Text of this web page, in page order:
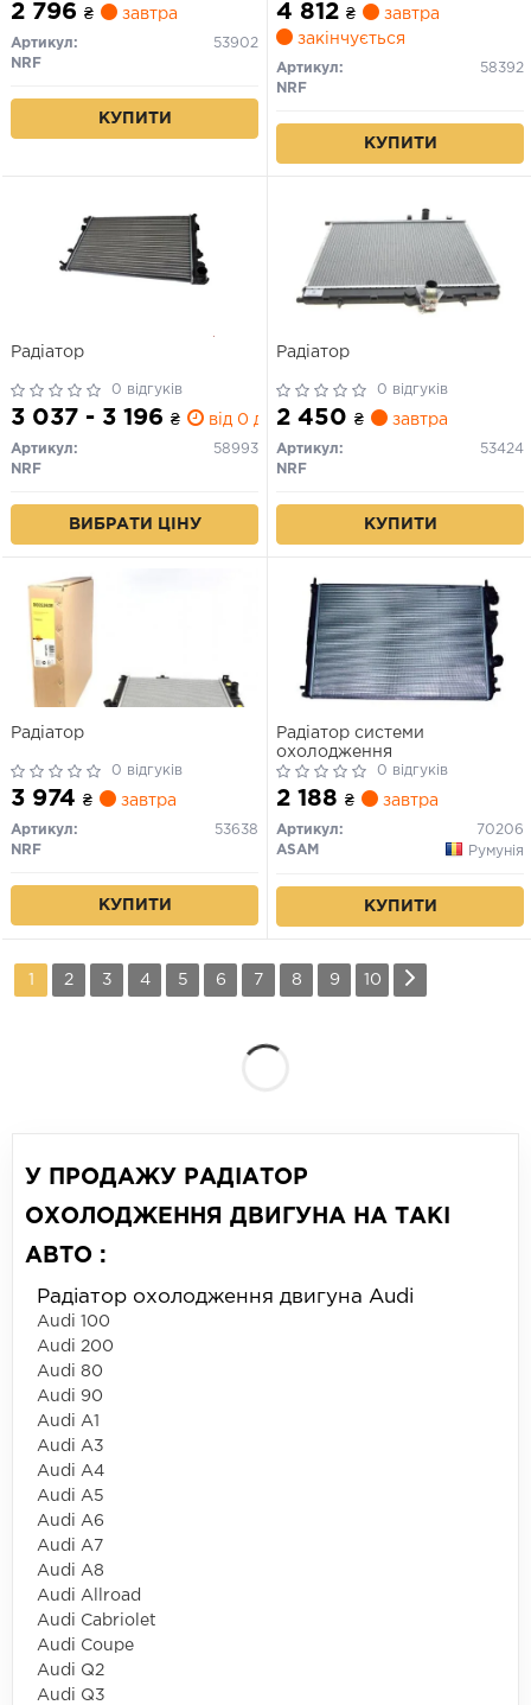
2 796 ₴ завтра
Артикул:
53902
NRF
КУПИТИ
4 812 ₴
завтра
закінчується
Артикул:
58392
NRF
КУПИТИ
Радіатор
0 відгуків
3 037 - 3 196 ₴ від 0 дн.
Артикул:
58993
NRF
ВИБРАТИ ЦІНУ
Радіатор
0 відгуків
2 450 ₴ завтра
Артикул:
53424
NRF
КУПИТИ
Радіатор
0 відгуків
3 974 ₴ завтра
Артикул:
53638
NRF
КУПИТИ
Радіатор системи
охолодження
0 відгуків
2 188 ₴ завтра
Артикул:
70206
ASAM
Румунія
КУПИТИ
1 2 3 4 5 6 7 8 9 10
У ПРОДАЖУ РАДІАТОР
ОХОЛОДЖЕННЯ ДВИГУНА НА ТАКІ
АВТО :
Радіатор охолодження двигуна Audi
Audi 100
Audi 200
Audi 80
Audi 90
Audi A1
Audi A3
Audi A4
Audi A5
Audi A6
Audi A7
Audi A8
Audi Allroad
Audi Cabriolet
Audi Coupe
Audi Q2
Audi Q3